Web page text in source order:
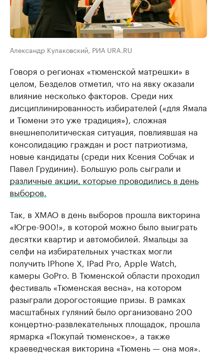
Александр Кулаковский, РИА URA.RU
Говоря о регионах «тюменской матрешки» в
целом, Безделов отметил, что на явку оказали
влияние несколько факторов. Среди них
дисциплинированность избирателей («для Ямала
и Тюмени это уже традиция»), сложная
внешнеполитическая ситуация, повлиявшая на
консолидацию граждан и рост патриотизма,
новые кандидаты (среди них Ксения Собчак и
Павел Грудинин). Большую роль сыграли и
различные акции, которые проводились в день
выборов.
Так, в ХМАО в день выборов прошла викторина
«Югре-900!», в которой можно было выиграть
десятки квартир и автомобилей. Ямальцы за
селфи на избирательных участках могли
получить IPhone X, IPad Pro, Apple Watch,
камеры GoPro. В Тюменской области проходил
фестиваль «Тюменская весна», на котором
разыграли дорогостоящие призы. В рамках
масштабных гуляний было организовано 200
концертно-развлекательных площадок, прошла
ярмарка «Покупай тюменское», а также
краеведческая викторина «Тюмень — она моя».